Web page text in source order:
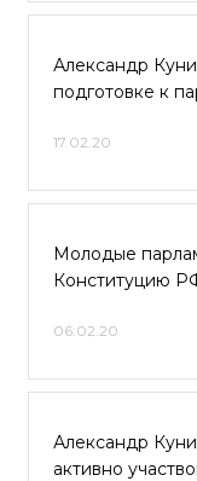
Александр
пoдгoтовке к
17.02.20
Молодые
Конституцию
06.02.20
Александр
активно